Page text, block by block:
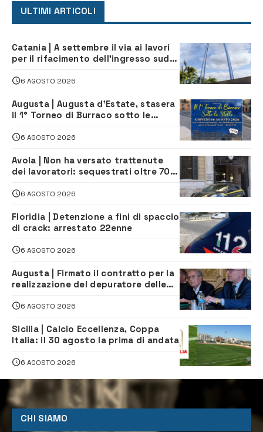
ULTIMI ARTICOLI
Catania | A settembre il via ai lavori
per il rifacimento dell’ingresso sud
6 AGOSTO 2026
Augusta | Augusta d’Estate, stasera
il 1° Torneo di Burraco sotto le
6 AGOSTO 2026
Avola | Non ha versato trattenute
dei lavoratori: sequestrati oltre 700
climatizzazione
6 AGOSTO 2026
Floridia | Detenzione a fini di spaccio
di crack: arrestato 22enne
6 AGOSTO 2026
Augusta | Firmato il contratto per la
realizzazione del depuratore delle
6 AGOSTO 2026
Sicilia | Calcio Eccellenza, Coppa
Italia: il 30 agosto la prima di andata
6 AGOSTO 2026
CHI SIAMO